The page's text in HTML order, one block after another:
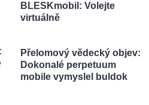
BLESKmobil: Volejte
virtuálně
Přelomový vědecký objev:
Dokonalé perpetuum
mobile vymyslel buldok